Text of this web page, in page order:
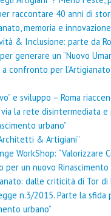
raccontare 40 anni di
memoria e innovazione
& Inclusione: parte da
generare un “Nuovo
confronto per
e sviluppo – Roma
via la rete disintermediata
urbano”
& Artigiani”
WorkShop: “Valorizzare
per un nuovo Rinascimento
dalle criticità di Tor di
n.3/2015. Parte la sfida
urbano”